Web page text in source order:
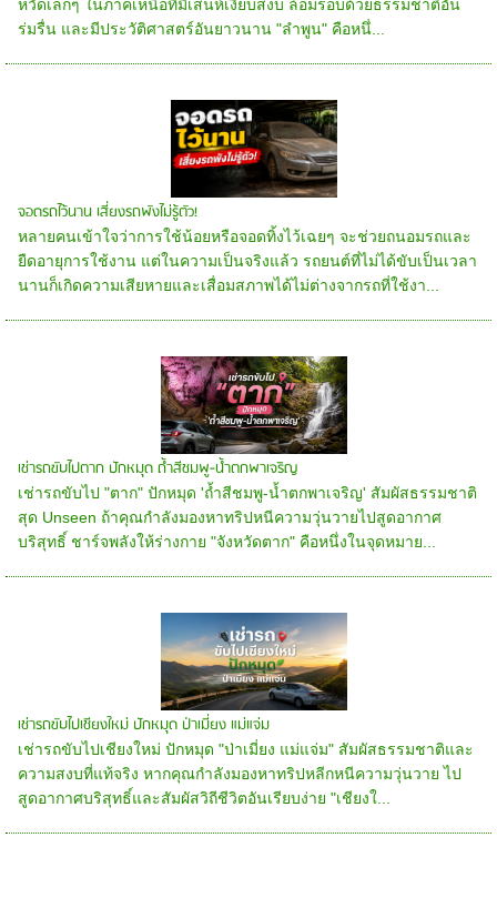
หวัดเล็กๆ ในภาคเหนือที่มีเสน่ห์เงียบสงบ ล้อมรอบด้วยธรรมชาติอัน
ร่มรื่น และมีประวัติศาสตร์อันยาวนาน "ลำพูน" คือหนึ่...
จอดรถไว้นาน เสี่ยงรถพังไม่รู้ตัว!
หลายคนเข้าใจว่าการใช้น้อยหรือจอดทิ้งไว้เฉยๆ จะช่วยถนอมรถและ
ยืดอายุการใช้งาน แต่ในความเป็นจริงแล้ว รถยนต์ที่ไม่ได้ขับเป็นเวลา
นานก็เกิดความเสียหายและเสื่อมสภาพได้ไม่ต่างจากรถที่ใช้งา...
เช่ารถขับไปตาก ปักหมุด ถ้ำสีชมพู-น้ำตกพาเจริญ
เช่ารถขับไป "ตาก" ปักหมุด 'ถ้ำสีชมพู-น้ำตกพาเจริญ' สัมผัสธรรมชาติ
สุด Unseen ถ้าคุณกำลังมองหาทริปหนีความวุ่นวายไปสูดอากาศ
บริสุทธิ์ ชาร์จพลังให้ร่างกาย "จังหวัดตาก" คือหนึ่งในจุดหมาย...
เช่ารถขับไปเชียงใหม่ ปักหมุด ป่าเมี่ยง แม่แจ่ม
เช่ารถขับไปเชียงใหม่ ปักหมุด "ป่าเมี่ยง แม่แจ่ม" สัมผัสธรรมชาติและ
ความสงบที่แท้จริง หากคุณกำลังมองหาทริปหลีกหนีความวุ่นวาย ไป
สูดอากาศบริสุทธิ์และสัมผัสวิถีชีวิตอันเรียบง่าย "เชียงใ...